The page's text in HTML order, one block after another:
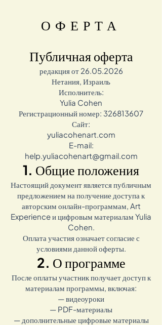
ОФЕРТА
Публичная оферта
редакция от 26.05.2026
Нетания, Израиль
Исполнитель:
Yulia Cohen
Регистрационный номер: 326813607
Сайт:
yuliacohenart.com
E-mail:
help.yuliacohenart@gmail.com
1. Общие положения
Настоящий документ является публичным
предложением на получение доступа к
авторским онлайн-программам, Art
Experience и цифровым материалам Yulia
Cohen.
Оплата участия означает согласие с
условиями данной оферты.
2. О программе
После оплаты участник получает доступ к
материалам программы, включая:
— видеоуроки
— PDF-материалы
— дополнительные цифровые материалы